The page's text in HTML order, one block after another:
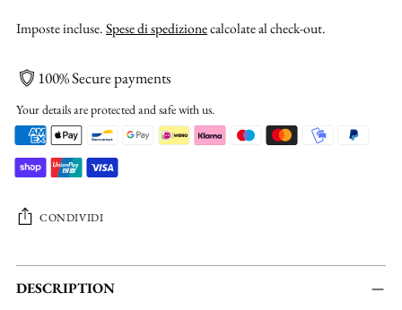
Imposte incluse.Spese di spedizionecalcolate al check-out.
100% Secure payments
Your details are protected and safe with us.
CONDIVIDI
Aggiungere
un
DESCRIPTION